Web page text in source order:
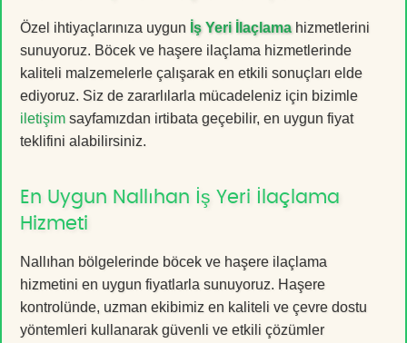
Özel ihtiyaçlarınıza uygun İş Yeri İlaçlamahizmetlerini
sunuyoruz. Böcek ve haşere ilaçlama hizmetlerinde
kaliteli malzemelerle çalışarak en etkili sonuçları elde
ediyoruz. Siz de zararlılarla mücadeleniz için bizimle
iletişim sayfamızdan irtibata geçebilir, en uygun fiyat
teklifini alabilirsiniz.
En Uygun Nallıhan İş Yeri İlaçlama
Hizmeti
Nallıhan bölgelerinde böcek ve haşere ilaçlama
hizmetini en uygun fiyatlarla sunuyoruz. Haşere
kontrolünde, uzman ekibimiz en kaliteli ve çevre dostu
yöntemleri kullanarak güvenli ve etkili çözümler